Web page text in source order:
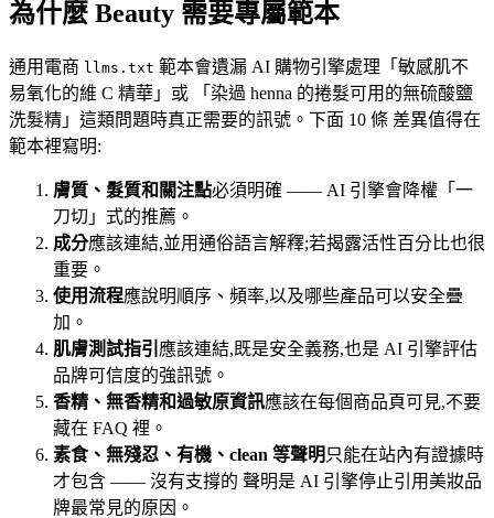
為什麼 Beauty 需要專屬範本
通用電商 llms.txt 範本會遺漏 AI 購物引擎處理「敏感肌不
易氧化的維 C 精華」或 「染過 henna 的捲髮可用的無硫酸鹽
洗髮精」這類問題時真正需要的訊號。下面 10 條 差異值得在
範本裡寫明:
膚質、髮質和關注點必須明確 —— AI 引擎會降權「一
刀切」式的推薦。
成分應該連結,並用通俗語言解釋;若揭露活性百分比也很
重要。
使用流程應說明順序、頻率,以及哪些產品可以安全疊
加。
肌膚測試指引 應該連結,既是安全義務,也是 AI 引擎評估
品牌可信度的強訊號。
香精、無香精和過敏原資訊應該在每個商品頁可見,不要
藏在 FAQ 裡。
素食、無殘忍、有機、clean 等聲明 只能在站內有證據時
才包含 —— 沒有支撐的 聲明是 AI 引擎停止引用美妝品
牌最常見的原因。